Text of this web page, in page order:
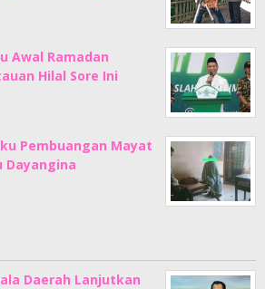
Awal Ramadan
Hilal Sore Ini
Pembuangan Mayat
Dayangina
Daerah Lanjutkan